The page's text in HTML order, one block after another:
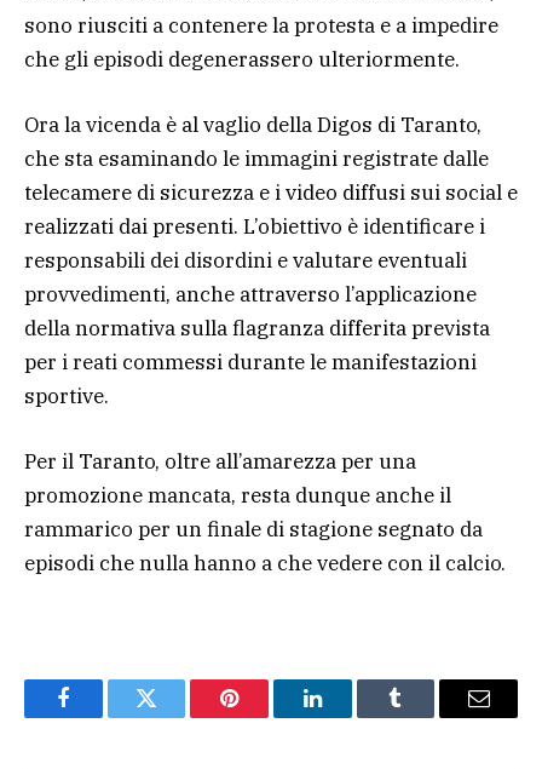
sono riusciti a contenere la protesta e a impedire
che gli episodi degenerassero ulteriormente.
Ora la vicenda è al vaglio della Digos di Taranto,
che sta esaminando le immagini registrate dalle
telecamere di sicurezza e i video diffusi sui social e
realizzati dai presenti. L’obiettivo è identificare i
responsabili dei disordini e valutare eventuali
provvedimenti, anche attraverso l’applicazione
della normativa sulla flagranza differita prevista
per i reati commessi durante le manifestazioni
sportive.
Per il Taranto, oltre all’amarezza per una
promozione mancata, resta dunque anche il
rammarico per un finale di stagione segnato da
episodi che nulla hanno a che vedere con il calcio.
FacebookTwitter Pinterest LinkedInTumblr Email